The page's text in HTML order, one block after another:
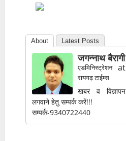
About Latest Posts
जगन्नाथ बैरागी
एडमिनिस्ट्रेशनat
रायगढ़ टाईम्स
खबर व विज्ञापन
लगवाने हेतु सम्पर्क करें!!!
सम्पर्क-9340722440